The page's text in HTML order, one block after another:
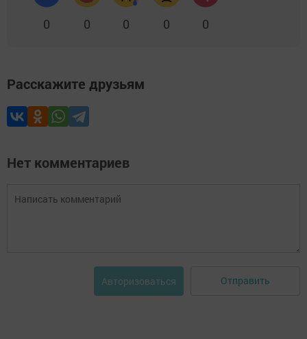
0 0 0 0 0
Расскажите друзьям
Нет комментариев
Авторизоваться Отправить